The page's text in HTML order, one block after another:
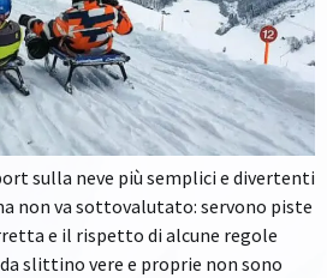
sulla neve più semplici e divertenti
non va sottovalutato: servono piste
e il rispetto di alcune regole
slittino vere e proprie non sono